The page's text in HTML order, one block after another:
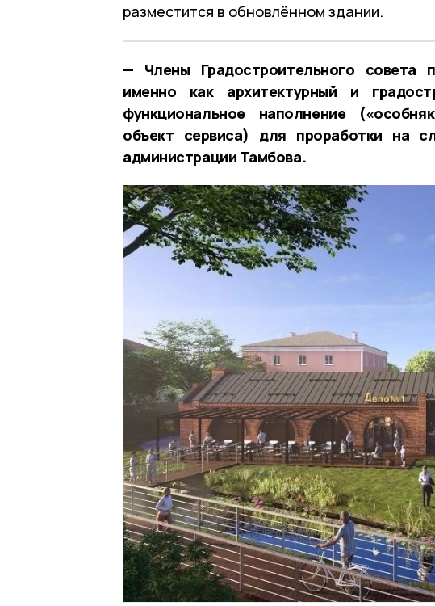
разместится в обновлённом здании.
— Члены Градостроительного совета
именно как архитектурный и
функциональное наполнение
объект сервиса) для проработки на
администрации Тамбова.